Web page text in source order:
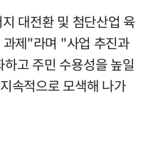
대전환 및 첨단산업 육
제"라며 "사업 추진과
고 주민 수용성을 높일
속적으로 모색해 나가